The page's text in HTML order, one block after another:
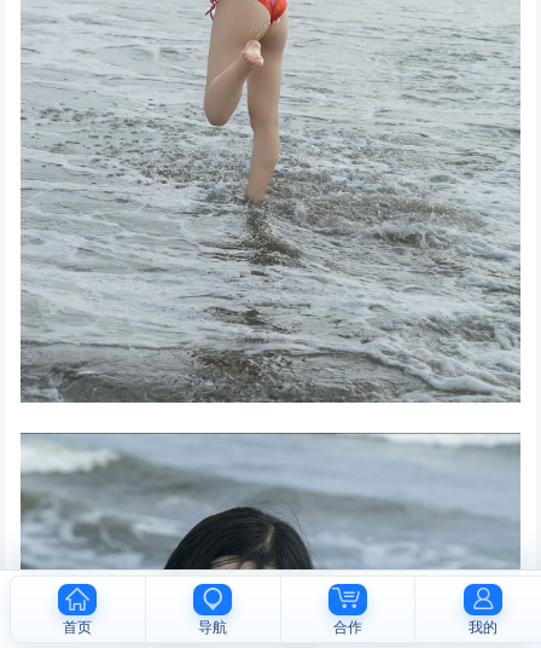
首页 导航 合作 我的